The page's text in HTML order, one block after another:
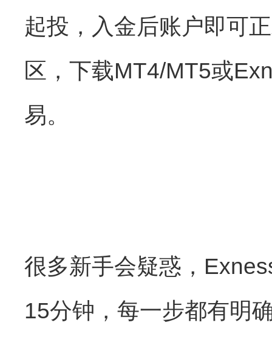
起投，入金后账户即可
区，下载MT4/MT5或
易。
很多新手会疑惑，
15分钟，每一步都有明